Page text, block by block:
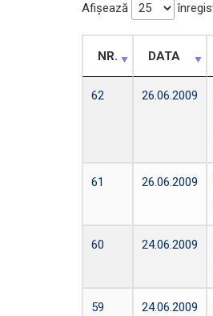
Afișează
NR. DATA
62 26.06.2009
61 26.06.2009
60 24.06.2009
59 24.06.2009